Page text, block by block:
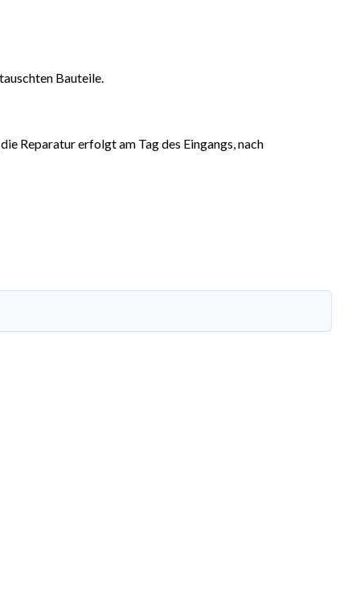
Bauteile.
Reparatur erfolgt am Tag des Eingangs, nach